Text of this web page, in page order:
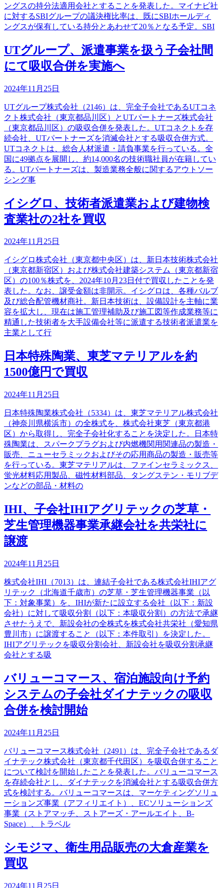
ングスの持分法適用会社とすることを発表した。マイナビ社
に対するSBIグループの議決権比率は、既にSBIホールディ
ングスが保有している持分とあわせて20％となる予定。SBI
UTグループ、派遣事業を扱う子会社間
にて吸収合併を実施へ
2024年11月25日
UTグループ株式会社（2146）は、完全子会社であるUTコネ
クト株式会社（東京都品川区）とUTパートナーズ株式会社
（東京都品川区）の吸収合併を発表した。UTコネクトを存
続会社、UTパートナーズを消滅会社とする吸収合併方式。
UTコネクトは、総合人材派遣・請負事業を行っている。全
国に49拠点を展開し、約14,000名の技術職社員が在籍してい
る。UTパートナーズは、製造業務全般に関するアウトソー
シング事
イシグロ、技術者派遣業および建物検
査業社の2社を買収
2024年11月25日
イシグロ株式会社（東京都中央区）は、新日本技術株式会社
（東京都新宿区）および株式会社建築システム（東京都新宿
区）の100％株式を、2024年10月23日付で買収したことを発
表した。なお、譲受金額は非開示。イシグロは、各種バルブ
及び総合配管機材商社。新日本技術は、設備設計を主軸に業
容を拡大し、現在は施工管理補助及び施工図等作成業務等に
精通した技術者を大手設備会社等に派遣する技術者派遣業を
主業として行
日本特殊陶業、東芝マテリアルを約
1500億円で買収
2024年11月25日
日本特殊陶業株式会社（5334）は、東芝マテリアル株式会社
（神奈川県横浜市）の全株式を、株式会社東芝（東京都港
区）から取得し、完全子会社化することを決定した。日本特
殊陶業は、スパークプラグおよび内燃機関用関連品の製造・
販売、ニューセラミックおよびその応用商品の製造・販売等
を行っている。東芝マテリアルは、ファインセラミックス、
蛍光材料応用製品、磁性材料部品、タングステン・モリブデ
ンなどの部品・材料の
IHI、子会社IHIアグリテックの芝草・
芝生管理機器事業承継会社を共栄社に
譲渡
2024年11月25日
株式会社IHI（7013）は、連結子会社である株式会社IHIアグ
リテック（北海道千歳市）の芝草・芝生管理機器事業（以
下：対象事業）を、IHIが新たに設立する会社（以下：新設
会社）に対して吸収分割（以下：本吸収分割）の方法で承継
させたうえで、新設会社の全株式を株式会社共栄社（愛知県
豊川市）に譲渡すること（以下：本件取引）を決定した。
IHIアグリテックを吸収分割会社、新設会社を吸収分割承継
会社とする吸
バリューコマース、宿泊施設向け予約
システムの子会社ダイナテックの吸収
合併を検討開始
2024年11月25日
バリューコマース株式会社（2491）は、完全子会社であるダ
イナテック株式会社（東京都千代田区）を吸収合併すること
について検討を開始したことを発表した。バリューコマース
を存続会社とし、ダイナテックを消滅会社とする吸収合併方
式を検討する。バリューコマースは、マーケティングソリュ
ーションズ事業（アフィリエイト）、ECソリューションズ
事業（ストアマッチ、ストアーズ・アールエイト、B-
Space）、トラベル
シモジマ、衛生用品販売の大倉産業を
買収
2024年11月25日